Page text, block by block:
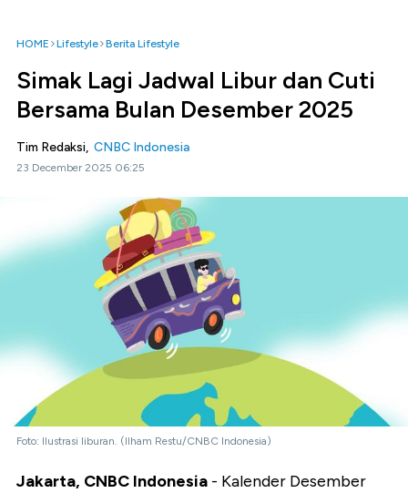
HOME Lifestyle Berita Lifestyle
Simak Lagi Jadwal Libur dan Cuti
Bersama Bulan Desember 2025
Tim Redaksi, CNBC Indonesia
23 December 2025 06:25
Foto: Ilustrasi liburan. (Ilham Restu/CNBC Indonesia)
Jakarta, CNBC Indonesia - Kalender Desember